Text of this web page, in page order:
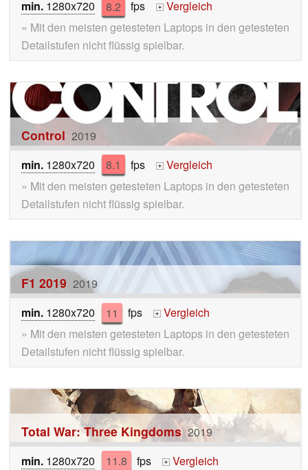
min. 1280x720 8.2 fps +
Vergleich
» Mit den meisten getesteten Laptops in den getesteten
Detailstufen nicht flüssig spielbar.
Control 2019
min. 1280x720 8.1 fps +
Vergleich
» Mit den meisten getesteten Laptops in den getesteten
Detailstufen nicht flüssig spielbar.
F1 2019 2019
min. 1280x720 11 fps +
Vergleich
» Mit den meisten getesteten Laptops in den getesteten
Detailstufen nicht flüssig spielbar.
Total War: Three Kingdoms 2019
min. 1280x720 11.8 fps +
Vergleich